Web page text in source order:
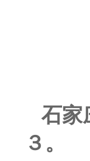
石家
３。